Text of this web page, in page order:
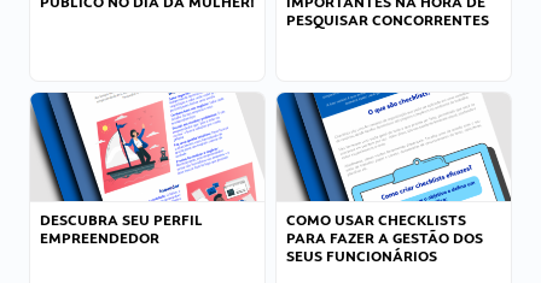
PESQUISAR CONCORRENTES
DESCUBRA SEU PERFIL
EMPREENDEDOR
COMO USAR CHECKLISTS
PARA FAZER A GESTÃO DOS
SEUS FUNCIONÁRIOS